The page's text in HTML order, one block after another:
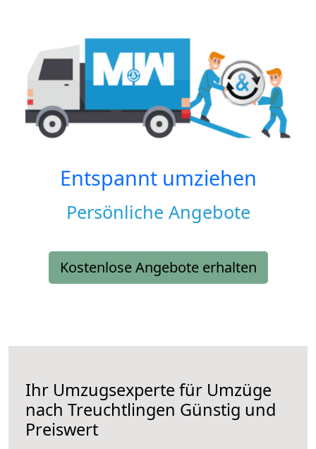
Entspannt umziehen
Persönliche Angebote
Kostenlose Angebote erhalten
Ihr Umzugsexperte für Umzüge
nach Treuchtlingen Günstig und
Preiswert